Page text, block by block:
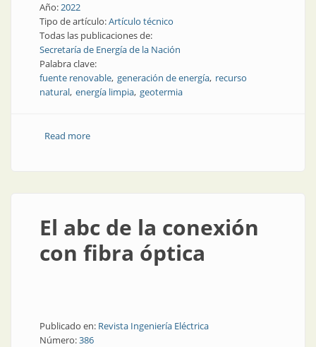
Año:2022
Tipo de artículo:Artículo técnico
Todas las publicaciones de:
Secretaría de Energía de la Nación
Palabra clave:
fuente renovable generación de energía recurso
natural energía limpia geotermia
Read moreabout Métodos de aprovechamiento de fuentes
El abc de la conexión
con fibra óptica
Publicado en: Revista Ingeniería Eléctrica
Número:386